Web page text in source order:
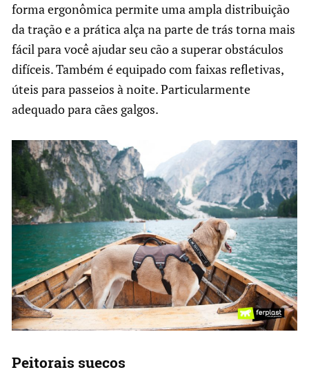
forma ergonômica permite uma ampla distribuição
da tração e a prática alça na parte de trás torna mais
fácil para você ajudar seu cão a superar obstáculos
difíceis. Também é equipado com faixas refletivas,
úteis para passeios à noite. Particularmente
adequado para cães galgos.
Peitorais suecos